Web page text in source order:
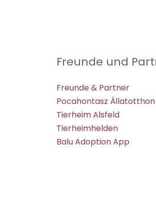
Freunde und
Freunde & Partner
Pocahontasz Állatotthon
Tierheim Alsfeld
Tierheimhelden
Balu Adoption App